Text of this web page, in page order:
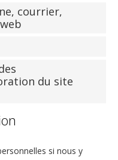
courrier,
du site
si nous y